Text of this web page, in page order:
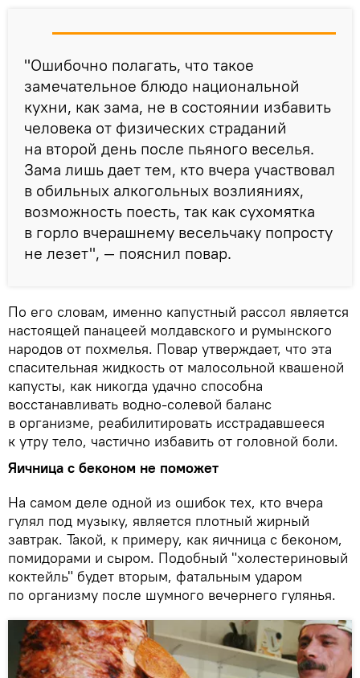
"Ошибочно полагать, что такое
замечательное блюдо национальной
кухни, как зама, не в состоянии избавить
человека от физических страданий
на второй день после пьяного веселья.
Зама лишь дает тем, кто вчера участвовал
в обильных алкогольных возлияниях,
возможность поесть, так как сухомятка
в горло вчерашнему весельчаку попросту
не лезет", — пояснил повар.
По его словам, именно капустный рассол является
настоящей панацеей молдавского и румынского
народов от похмелья. Повар утверждает, что эта
спасительная жидкость от малосольной квашеной
капусты, как никогда удачно способна
восстанавливать водно-солевой баланс
в организме, реабилитировать исстрадавшееся
к утру тело, частично избавить от головной боли.
Яичница с беконом не поможет
На самом деле одной из ошибок тех, кто вчера
гулял под музыку, является плотный жирный
завтрак. Такой, к примеру, как яичница с беконом,
помидорами и сыром. Подобный "холестериновый
коктейль" будет вторым, фатальным ударом
по организму после шумного вечернего гулянья.